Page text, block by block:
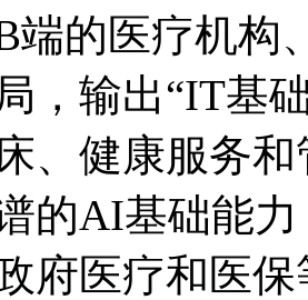
端的医疗机构
，输出“IT基
、健康服务
的AI基础能
府医疗和医